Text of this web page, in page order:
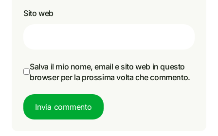
Sito web
Salva il mio nome, email e sito web in questo
browser per la prossima volta che commento.
Invia commento